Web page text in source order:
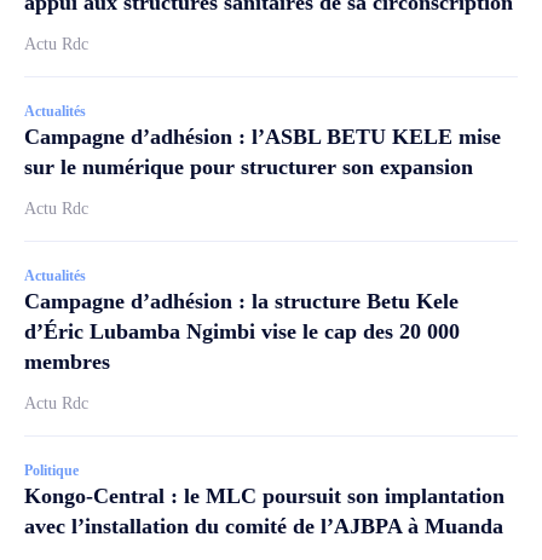
Actu Rdc
Actualités
Campagne d’adhésion : l’ASBL BETU KELE mise
sur le numérique pour structurer son expansion
Actu Rdc
Actualités
Campagne d’adhésion : la structure Betu Kele
d’Éric Lubamba Ngimbi vise le cap des 20 000
membres
Actu Rdc
Politique
Kongo-Central : le MLC poursuit son implantation
avec l’installation du comité de l’AJBPA à Muanda